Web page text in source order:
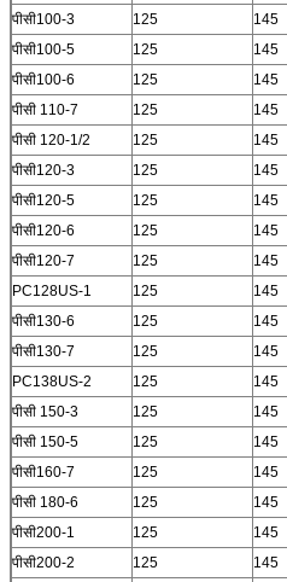
पीसी100-3
125 145
पीसी100-5
125 145
पीसी100-6
125 145
पीसी 110-7
125 145
पीसी 120-1/2
125 145
पीसी120-3
125 145
पीसी120-5
125 145
पीसी120-6
125 145
पीसी120-7
125 145
PC128US-1
125 145
पीसी130-6
125 145
पीसी130-7
125 145
PC138US-2
125 145
पीसी 150-3
125 145
पीसी 150-5
125 145
पीसी160-7
125 145
पीसी 180-6
125 145
पीसी200-1
125 145
पीसी200-2
125 145